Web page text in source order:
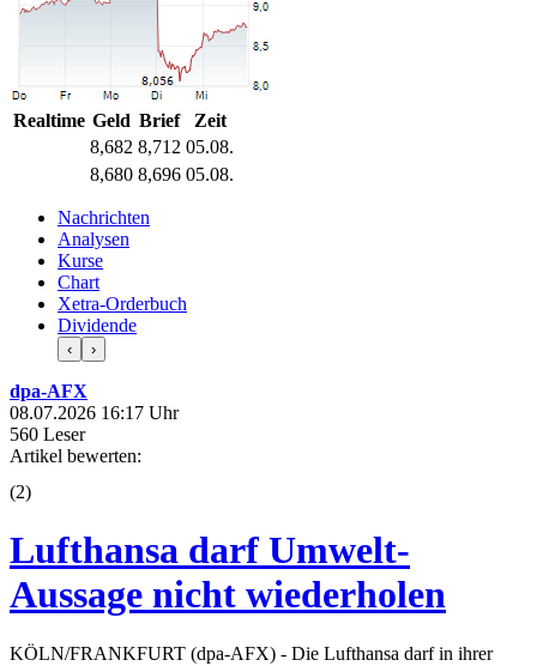
Realtime Geld Brief
Zeit
8,682 8,712 05.08.
8,680 8,696 05.08.
Nachrichten
Analysen
Kurse
Chart
Xetra-Orderbuch
Dividende
‹ ›
dpa-AFX
08.07.2026 16:17 Uhr
560 Leser
Artikel bewerten:
(2)
Lufthansa darf Umwelt-
Aussage nicht wiederholen
KÖLN/FRANKFURT (dpa-AFX) - Die Lufthansa darf in ihrer